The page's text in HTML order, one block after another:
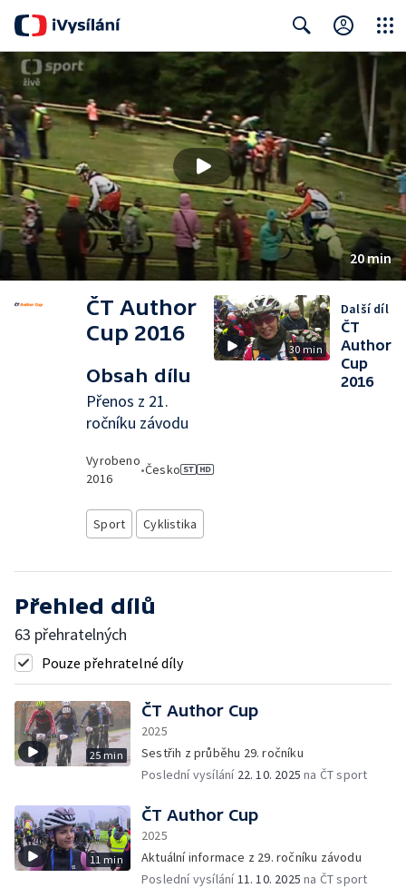
Search Close
20 min
ČT Author
Cup 2016
Obsah dílu
Přenos z 21.
ročníku závodu
Vyrobeno
2016
•Česko
Sport Cyklistika
30 min
Další díl
ČT
Author
Cup
2016
Přehled dílů
63 přehratelných
Pouze přehratelné díly
25 min
ČT Author Cup
2025
Sestřih z průběhu 29. ročníku
Poslední vysílání 22. 10. 2025 na ČT sport
11 min
ČT Author Cup
2025
Aktuální informace z 29. ročníku závodu
Poslední vysílání11. 10. 2025 na ČT sport